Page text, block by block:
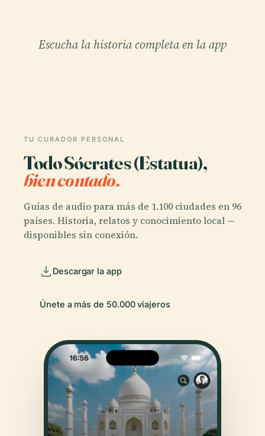
Escucha la historia completa en la app
TU CURADOR PERSONAL
Todo Sócrates (Estatua),
bien contado.
Guías de audio para más de 1.100 ciudades en 96
países. Historia, relatos y conocimiento local —
disponibles sin conexión.
Descargar la app
Únete a más de 50.000 viajeros